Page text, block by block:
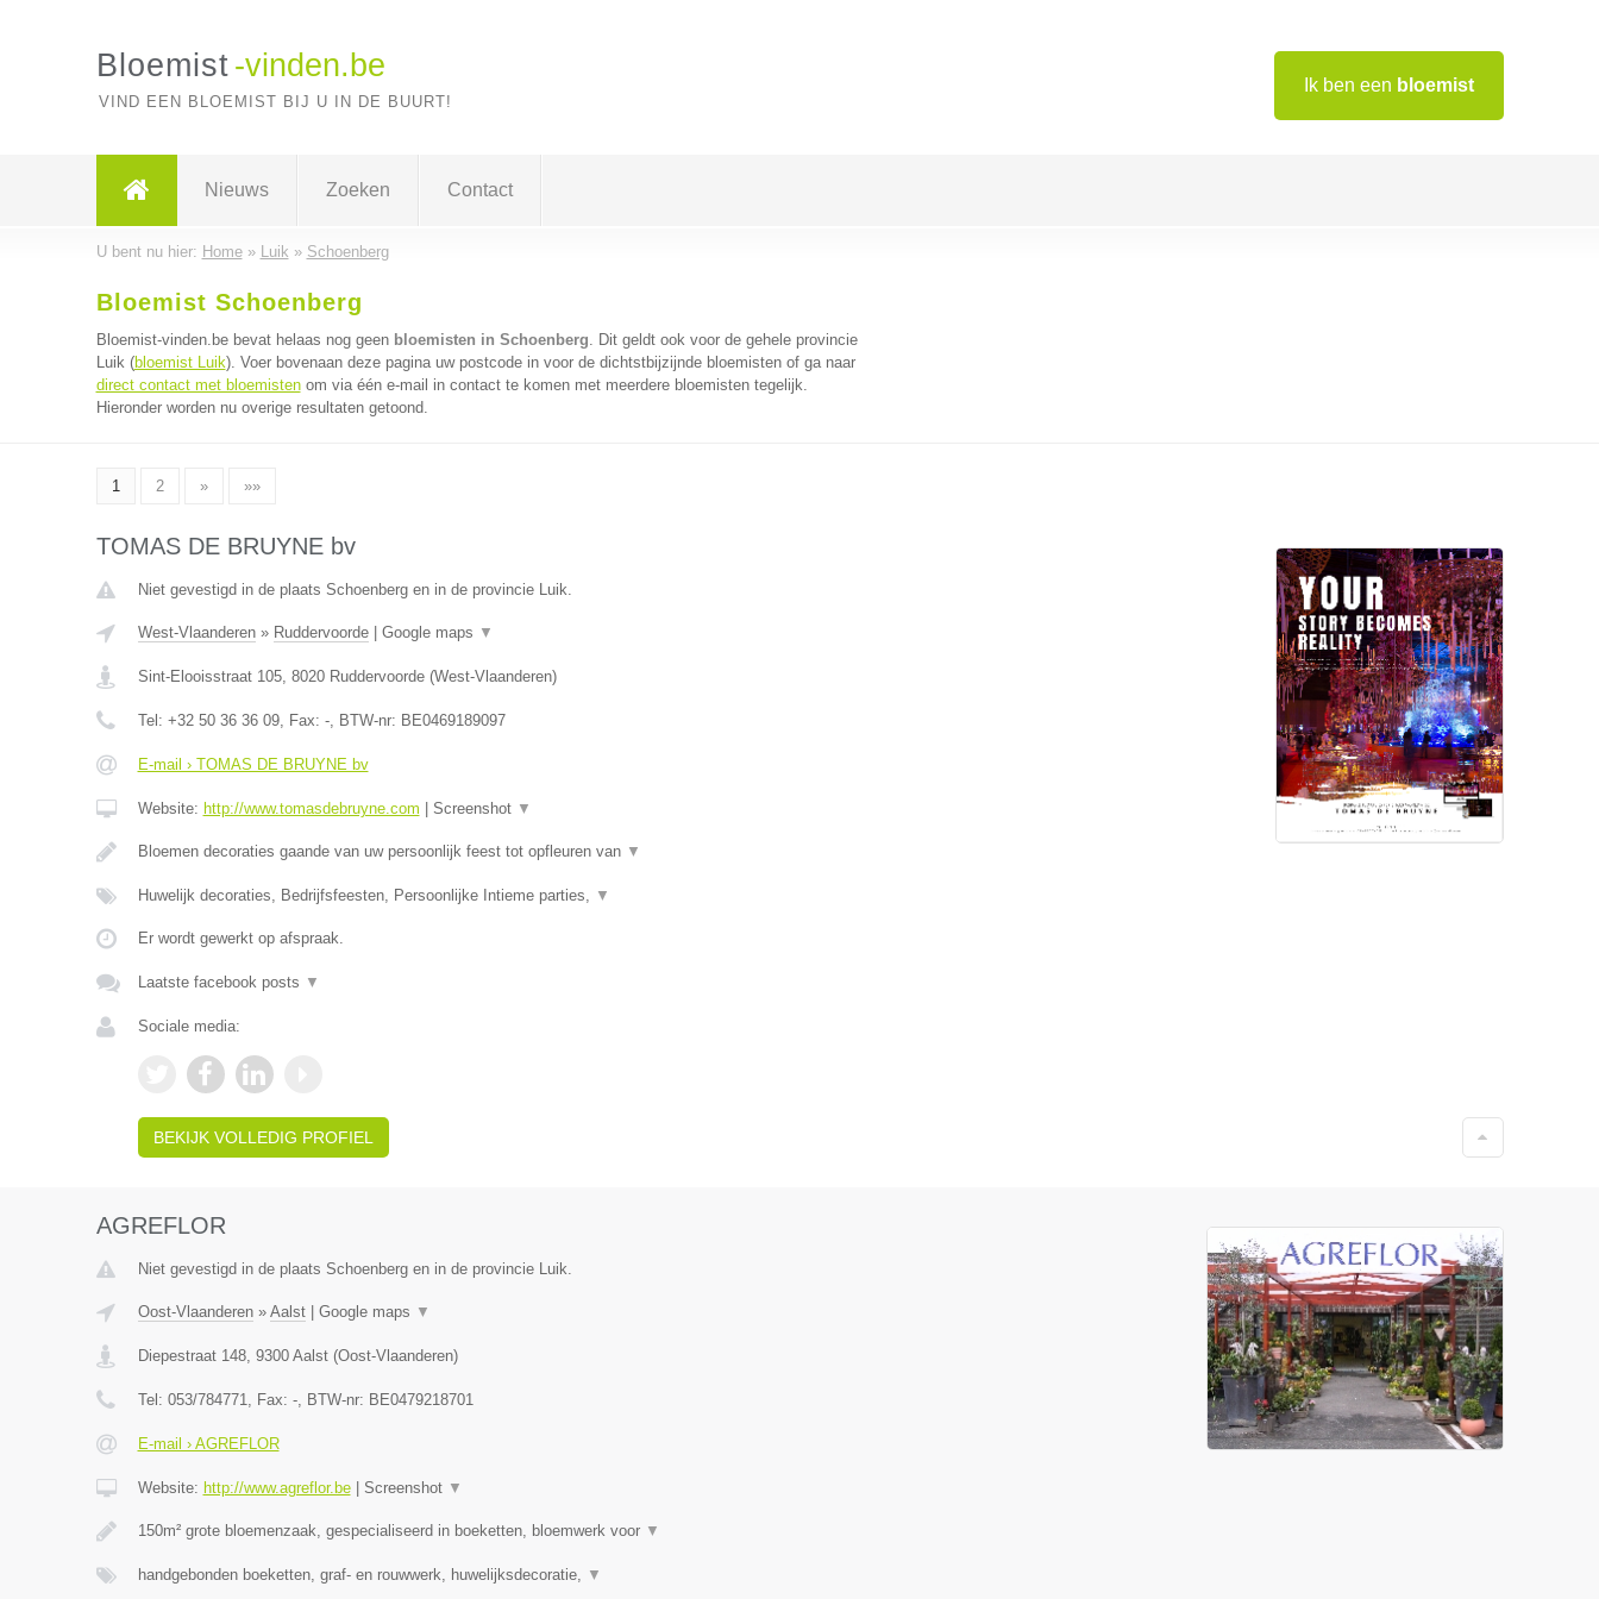
Ik ben een bloemist
Bloemist -vinden.be
VIND EEN BLOEMIST BIJ U IN DE BUURT!
Nieuws Zoeken Contact
U bent nu hier: Home» Luik » Schoenberg
Bloemist Schoenberg
Bloemist-vinden.be bevat helaas nog geen bloemisten in Schoenberg. Dit geldt ook voor de gehele provincie
Luik (bloemist Luik). Voer bovenaan deze pagina uw postcode in voor de dichtstbijzijnde bloemisten of ga naar
direct contact met bloemistenom via één e-mail in contact te komen met meerdere bloemisten tegelijk.
Hieronder worden nu overige resultaten getoond.
1 2 » »»
TOMAS DE BRUYNE bv
Niet gevestigd in de plaats Schoenberg en in de provincie Luik.
West-Vlaanderen» Ruddervoorde| Google maps ▼
Sint-Elooisstraat 105, 8020 Ruddervoorde(West-Vlaanderen)
Tel: +32 50 36 36 09, Fax: -, BTW-nr: BE0469189097
E-mail › TOMAS DE BRUYNE bv
Website: http://www.tomasdebruyne.com Screenshot ▼
Bloemen decoraties gaande van uw persoonlijk feest tot opfleuren van ▼
Huwelijk decoraties, Bedrijfsfeesten, Persoonlijke Intieme parties, ▼
Er wordt gewerkt op afspraak.
Laatste facebook posts ▼
Sociale media:
BEKIJK VOLLEDIG PROFIEL
AGREFLOR
Niet gevestigd in de plaats Schoenberg en in de provincie Luik.
Oost-Vlaanderen» Aalst| Google maps ▼
Diepestraat 148, 9300 Aalst(Oost-Vlaanderen)
Tel: 053/784771, Fax: -, BTW-nr: BE0479218701
E-mail › AGREFLOR
Website: http://www.agreflor.be| Screenshot ▼
150m² grote bloemenzaak, gespecialiseerd in boeketten, bloemwerk voor ▼
handgebonden boeketten, graf- en rouwwerk, huwelijksdecoratie, ▼